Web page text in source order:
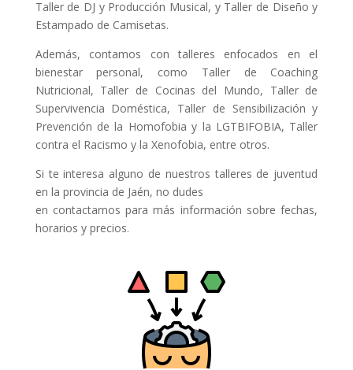
Taller de DJ y Producción Musical, y Taller de Diseño y
Estampado de Camisetas.
Además, contamos con talleres enfocados en el
bienestar personal, como Taller de Coaching
Nutricional, Taller de Cocinas del Mundo, Taller de
Supervivencia Doméstica, Taller de Sensibilización y
Prevención de la Homofobia y la LGTBIFOBIA, Taller
contra el Racismo y la Xenofobia, entre otros.
Si te interesa alguno de nuestros talleres de juventud
en la provincia de Jaén, no dudes
en contactarnos para más información sobre fechas,
horarios y precios.